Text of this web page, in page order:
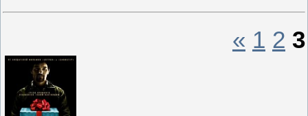
« 1 2 3